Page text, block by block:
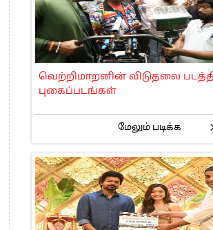
வெற்றிமாறனின் விடுதலை
புகைப்படங்கள்
மேலும் படிக்க